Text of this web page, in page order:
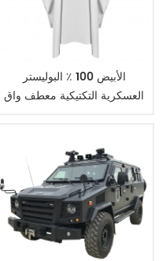
الأبيض 100 ٪ البوليستر
العسكرية التكتيكية معطف واق